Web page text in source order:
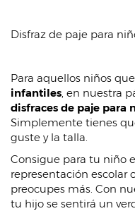
Disfraz de paje para
Para aquellos niños
infantiles, en nuestra
disfraces de paje para
Simplemente tienes
guste y la talla.
Consigue para tu niño
representación escolar
preocupes más. Con
tu hijo se sentirá un